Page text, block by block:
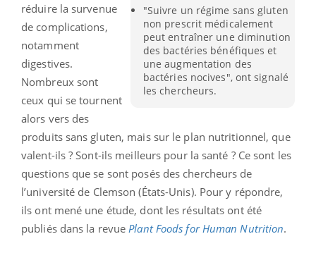
"Suivre un régime sans gluten
non prescrit médicalement
peut entraîner une diminution
des bactéries bénéfiques et
une augmentation des
bactéries nocives", ont signalé
les chercheurs.
réduire la survenue
de complications,
notamment
digestives.
Nombreux sont
ceux qui se tournent
alors vers des
produits sans gluten, mais sur le plan nutritionnel, que
valent-ils ? Sont-ils meilleurs pour la santé ? Ce sont les
questions que se sont posés des chercheurs de
l’université de Clemson (États-Unis). Pour y répondre,
ils ont mené une étude, dont les résultats ont été
publiés dans la revue Plant Foods for Human Nutrition.